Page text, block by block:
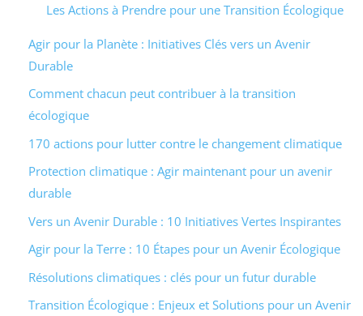
Les Actions à Prendre pour une Transition Écologique
Agir pour la Planète : Initiatives Clés vers un Avenir
Durable
Comment chacun peut contribuer à la transition
écologique
170 actions pour lutter contre le changement climatique
Protection climatique : Agir maintenant pour un avenir
durable
Vers un Avenir Durable : 10 Initiatives Vertes Inspirantes
Agir pour la Terre : 10 Étapes pour un Avenir Écologique
Résolutions climatiques : clés pour un futur durable
Transition Écologique : Enjeux et Solutions pour un Avenir